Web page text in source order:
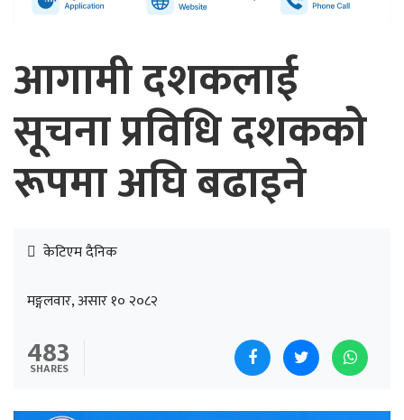
आगामी दशकलाई
सूचना प्रविधि दशकको
रूपमा अघि बढाइने
केटिएम दैनिक
मङ्गलवार, असार १० २०८२
483
SHARES